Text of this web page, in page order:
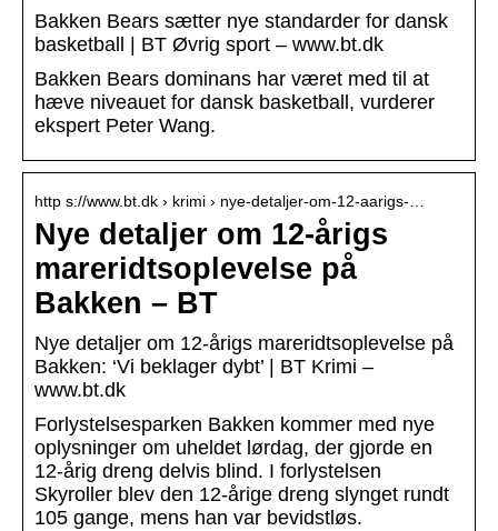
Bakken Bears sætter nye standarder for dansk
basketball | BT Øvrig sport – www.bt.dk
Bakken Bears dominans har været med til at
hæve niveauet for dansk basketball, vurderer
ekspert Peter Wang.
http s://www.bt.dk › krimi › nye-detaljer-om-12-aarigs-…
Nye detaljer om 12-årigs
mareridtsoplevelse på
Bakken – BT
Nye detaljer om 12-årigs mareridtsoplevelse på
Bakken: ‘Vi beklager dybt’ | BT Krimi –
www.bt.dk
Forlystelsesparken Bakken kommer med nye
oplysninger om uheldet lørdag, der gjorde en
12-årig dreng delvis blind. I forlystelsen
Skyroller blev den 12-årige dreng slynget rundt
105 gange, mens han var bevidstløs.